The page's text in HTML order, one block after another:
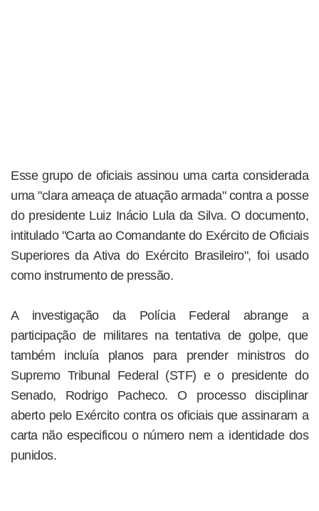
Esse grupo de oficiais assinou uma carta considerada
uma "clara ameaça de atuação armada" contra a posse
do presidente Luiz Inácio Lula da Silva. O documento,
intitulado "Carta ao Comandante do Exército de Oficiais
Superiores da Ativa do Exército Brasileiro", foi usado
como instrumento de pressão.
A investigação da Polícia Federal abrange a
participação de militares na tentativa de golpe, que
também incluía planos para prender ministros do
Supremo Tribunal Federal (STF) e o presidente do
Senado, Rodrigo Pacheco. O processo disciplinar
aberto pelo Exército contra os oficiais que assinaram a
carta não especificou o número nem a identidade dos
punidos.